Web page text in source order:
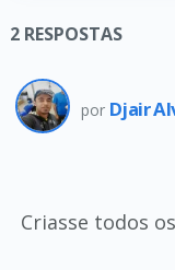
2 RESPOSTAS
por Djair
Criasse todos